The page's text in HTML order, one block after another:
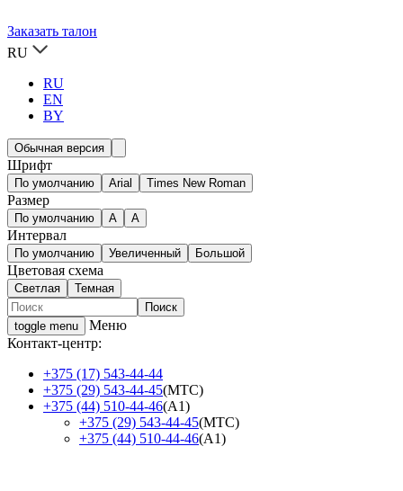
Заказать талон
RU
RU
EN
BY
Обычная версия
Шрифт
По умолчанию Arial Times New Roman
Размер
По умолчанию A A
Интервал
По умолчанию Увеличенный Большой
Цветовая схема
Светлая Темная
toggle menu
Меню
Контакт-центр:
+375 (17) 543-44-44
+375 (29) 543-44-45(МТС)
+375 (44) 510-44-46(А1)
+375 (29) 543-44-45(МТС)
+375 (44) 510-44-46(А1)